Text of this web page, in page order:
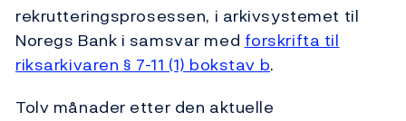
rekrutteringsprosessen, i arkivsystemet til
Noregs Bank i samsvar medforskrifta til
riksarkivaren § 7-11 (1) bokstav b.
Tolv månader etter den aktuelle